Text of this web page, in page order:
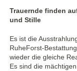
Trauernde finden
und Stille
Es ist die
RuheForst-
wieder die gleiche
Es sind die